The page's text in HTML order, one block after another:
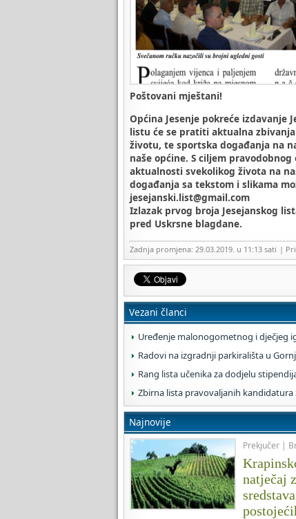
Poštovani mještani!
Općina Jesenje pokreće izdavanje
listu će se pratiti aktualna
životu, te sportska događanja na
naše općine. S ciljem
aktualnosti svekolikog života na
događanja sa tekstom i slikama
jesejanski.list@gmail.com
Izlazak prvog broja Jesejanskog
pred Uskrsne blagdane.
Zadnja promjena: 29.03.2019. u 11:13 sati |
Vezani članci
Uređenje malonogometnog i dječjeg
Radovi na izgradnji parkirališta u
Rang lista učenika za dodjelu
Zbirna lista pravovaljanih kandidatura
Najnovije
Prekjučer |
natječaj